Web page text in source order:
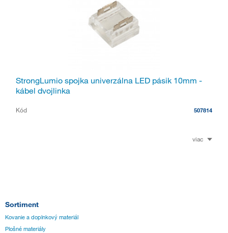
StrongLumio spojka univerzálna LED pásik 10mm -
kábel dvojlinka
Kód 507814
viac
Sortiment
Kovanie a doplnkový materiál
Plošné materiály